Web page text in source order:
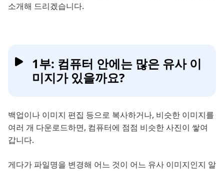
소개해 드리겠습니다.
1부: 컴퓨터 안에는 많은 유사 이
미지가 있을까요?
백업이나 이미지 편집 등으로 복사하거나, 비슷한 이미지를
여러 개 다운로드하면, 컴퓨터에 점점 비슷한 사진이 쌓여
갑니다.
게다가 파일명을 변경해 어느 것이 어느 유사 이미지인지 알